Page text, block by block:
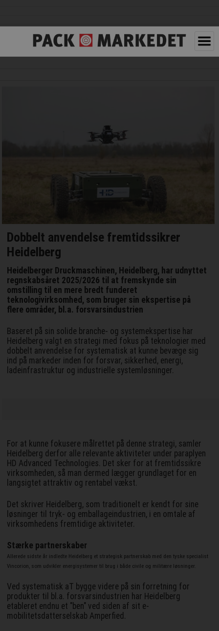
Dobbelt anvendelse fremtidssikrer
Heidelberg
Heidelberger Druckmaschinen, Heidelberg, har udnyttet
regnskabsåret 2025/2026 til at fremskynde sin
omstilling til en mere bredt funderet
teknologivirksomhed, som bruger sin ekspertise på
flere områder, bl.a. forsvarsindustrien
Baseret på sin solide branche- og systemekspertise har
Heidelberg valgt en strategi med fokus på teknologier med
dobbelt anvendelse for systematisk at kunne bevæge sig
ind på markeder inden for forsvar, sikkerhed, energi,
ladeinfrastruktur og industrielle systemløsninger.
For at kunne fokusere målrettet på denne strategi, samler
Heidelberg derfor alle relevante aktiviteter under paraplyen
HD Advanced Technologies. Det sker for at fremtidssikre
virksomheden, så man dermed lægger grundlaget for en
langsigtet attraktiv og rentabel vækst.
Det skriver Heidelberg, som traditionelt er kendt for sine
løsninger til tryk- og emballageindustrien, i en omtale af
virksomhedens fremtidige aktiviteter.
Stærke partnerskaber
Allerede sidste år indledte Heidelberg et strategisk partnerskab med den tyske specialist
Vincorion, som udvikler energisystemer til brug i både civile og militære løsninger.
Ved systematisk aT bygge videre på sin forretning for
produkter til bl.a. forsvarsindustrien har Heidelberg
etableret endnu et "ben" ved siden af sit e-
mobilitetsdatterselskab Amperfied.